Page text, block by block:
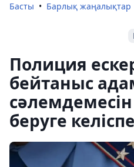
Басты Барлық жаңалықтар
Полиция
бейтаныс
сәлемдемесін
беруге